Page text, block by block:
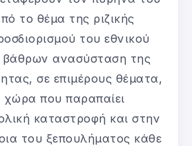
το θέμα της ριζικής
του εθνικού
βάθρων ανασύσταση της
σε επιμέρους θέματα,
χώρα που παραπαίει
καταστροφή και στην
του ξεπουλήματος κάθε